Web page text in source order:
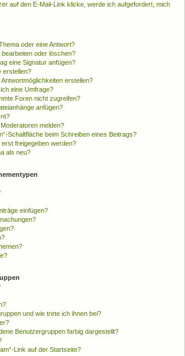
auf den E-Mail-Link klicke, werde ich aufgefordert, mich
oder eine Antwort?
oder löschen?
eine Signatur anfügen?
erstellen?
erstellen?
eine Umfrage?
Foren nicht zugreifen?
anfügen?
melden?
Schaltfläche beim Schreiben eines Beitrags?
freigegeben werden?
als neu?
einfügen?
und wie trete ich ihnen bei?
Benutzergruppen farbig dargestellt?
Link auf der Startseite?